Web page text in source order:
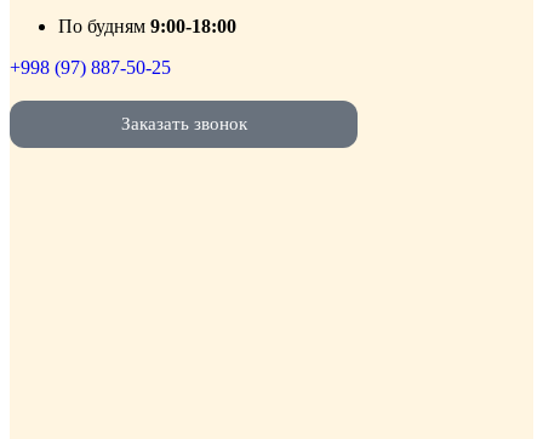
По будням 9:00-18:00
+998 (97) 887-50-25
Заказать звонок